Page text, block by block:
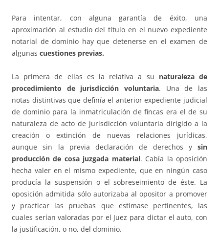
Para intentar, con alguna garantía de éxito, una
aproximación al estudio del título en el nuevo expediente
notarial de dominio hay que detenerse en el examen de
algunas cuestiones previas.
La primera de ellas es la relativa a su naturaleza de
procedimiento de jurisdicción voluntaria. Una de las
notas distintivas que definía el anterior expediente judicial
de dominio para la inmatriculación de fincas era el de su
naturaleza de acto de jurisdicción voluntaria dirigido a la
creación o extinción de nuevas relaciones jurídicas,
aunque sin la previa declaración de derechos y sin
producción de cosa juzgada material. Cabía la oposición
hecha valer en el mismo expediente, que en ningún caso
producía la suspensión o el sobreseimiento de éste. La
oposición admitida sólo autorizaba al opositor a promover
y practicar las pruebas que estimase pertinentes, las
cuales serían valoradas por el Juez para dictar el auto, con
la justificación, o no, del dominio.